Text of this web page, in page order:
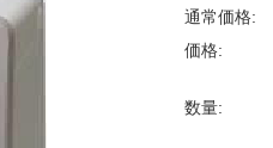
呼び出しベル
タイムレコーダー
通常価格:
価格:
数量: